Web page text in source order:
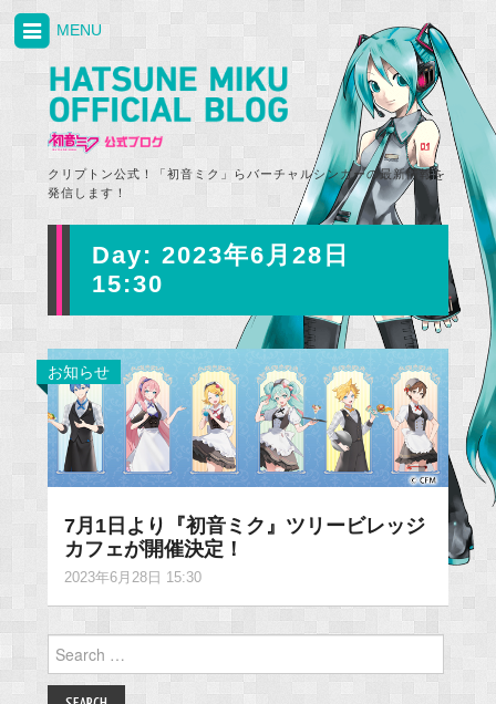
クリプトン公式！「初音ミク」らバーチャルシンガーの最新情報を
発信します！
MENU
Day: 2023年6月28日
15:30
お知らせ
7月1日より『初音ミク』ツリービレッジ
カフェが開催決定！
2023年6月28日 15:30
for: